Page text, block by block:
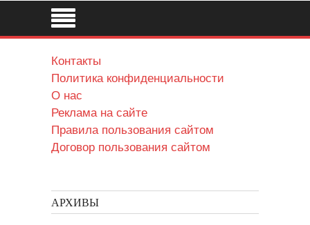
Контакты
Политика конфиденциальности
О нас
Реклама на сайте
Правила пользования сайтом
Договор пользования сайтом
АРХИВЫ